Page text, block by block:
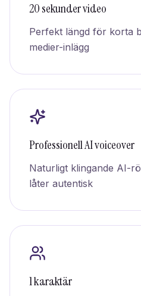
20 sekunder video
Perfekt längd för korta
medier-inlägg
Professionell AI voiceover
Naturligt klingande AI-
låter autentisk
1 karaktär